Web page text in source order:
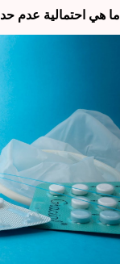
ما هي احتمالية عدم